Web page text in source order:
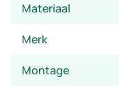
Materiaal
Merk
Montage